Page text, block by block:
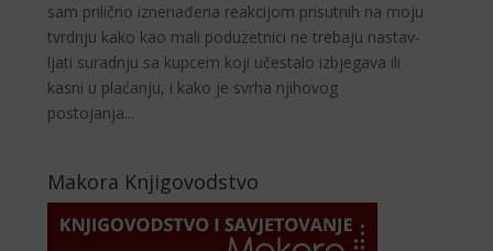
sam prilično iznenađena reakcijom prisutnih na moju
tvrdnju kako kao mali po­duzetnici ne trebaju nastav­
ljati suradnju sa kupcem koji učestalo izbjegava ili
kasni u plaćanju, i kako je svrha njihovog
postojanja...
Makora Knjigovodstvo